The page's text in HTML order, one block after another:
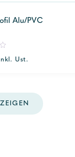
Alu/PVC
Ust.